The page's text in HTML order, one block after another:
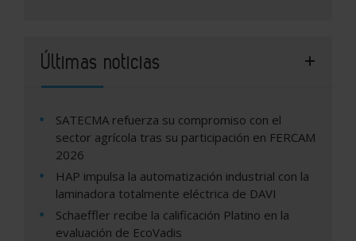
Últimas noticias
SATECMA refuerza su compromiso con el
sector agrícola tras su participación en FERCAM
2026
HAP impulsa la automatización industrial con la
laminadora totalmente eléctrica de DAVI
Schaeffler recibe la calificación Platino en la
evaluación de EcoVadis